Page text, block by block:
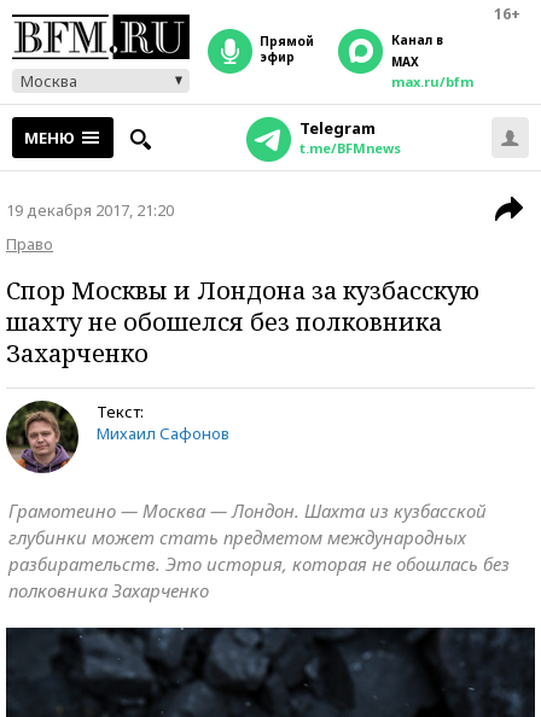
16+
Москва
прямой
эфир
Канал в
MAX
max.ru/bfm
МЕНЮ Telegram
t.me/BFMnews
19 декабря 2017, 21:20
Право
Спор Москвы и Лондона за кузбасскую
шахту не обошелся без полковника
Захарченко
Текст:
Михаил Сафонов
Грамотеино — Москва — Лондон. Шахта из кузбасской
глубинки может стать предметом международных
разбирательств. Это история, которая не обошлась без
полковника Захарченко